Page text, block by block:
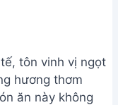
tôn vinh vị ngọt
hương thơm
ăn này không